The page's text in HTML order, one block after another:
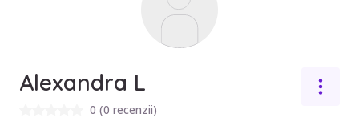
Alexandra L
0 (0 recenzii)